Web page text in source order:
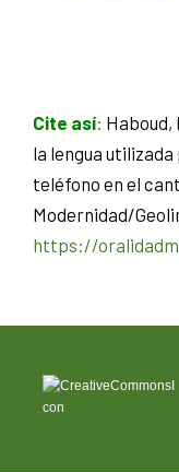
Cite así: Haboud,
la lengua
teléfono en el
Modernidad/
https://